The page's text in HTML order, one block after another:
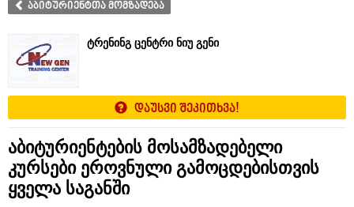
აბიტურიენტთა მომზადება
ტრენინგ ცენტრი ნიუ გენი
დაუსვი შეკითხვა!
აბიტურიენტების მოსამზადებელი
კურსები ეროვნული გამოცდებისთვის
ყველა საგანში